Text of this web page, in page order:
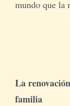
mundo que la
La
familia